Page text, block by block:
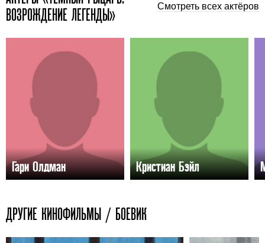
ВОЗРОЖДЕНИЕ ЛЕГЕНДЫ»
Смотреть всех актёров
Гари Олдман Кристиан Бэйл
ДРУГИЕ КИНОФИЛЬМЫ / БОЕВИК